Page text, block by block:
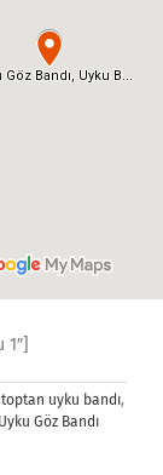
toptan uyku bandı,
Uyku Göz Bandı